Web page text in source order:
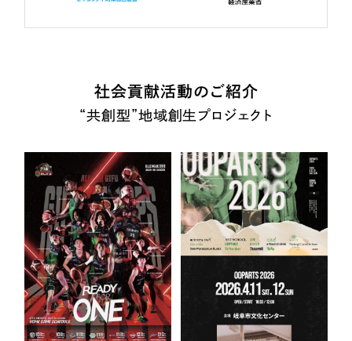
社会貢献活動のご紹介
“共創型”地域創生プロジェクト